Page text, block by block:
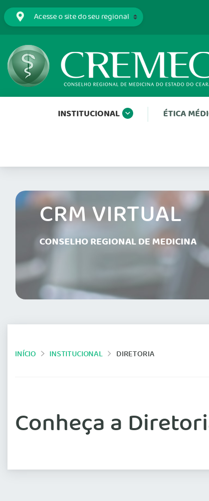
INSTITUCIONAL ÉTICA
CRM VIRTUAL
CONSELHO REGIONAL DE MEDICINA
INÍCIO INSTITUCIONAL DIRETORIA
Conheça a